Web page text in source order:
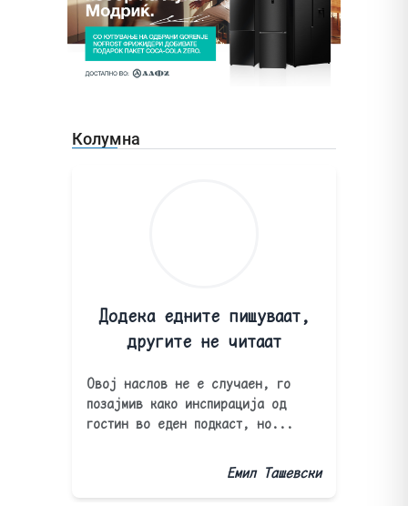
Колумна
Додека едните пишуваат,
другите не читаат
Овој наслов не е случаен, го
позајмив како инспирација од
гостин во еден подкаст, но...
Емил Ташевски